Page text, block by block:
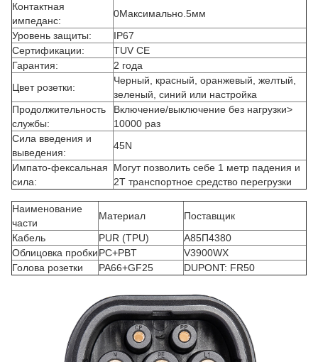
Контактная
импеданс:
0Максимально.5мм
Уровень защиты:
IP67
Сертификации:
TUV CE
Гарантия:
2 года
Цвет розетки:
Черный, красный, оранжевый, желтый,
зеленый, синий или настройка
Продолжительность
службы:
Включение/выключение без нагрузки>
10000 раз
Сила введения и
выведения:
45N
Импато-фексальная
сила:
Могут позволить себе 1 метр падения и
2T транспортное средство перегрузки
Наименование
части
Материал
Поставщик
Кабель
PUR (TPU)
А85П4380
Облицовка пробкиPC+PBT
V3900WX
Голова розетки
PA66+GF25 DUPONT: FR50